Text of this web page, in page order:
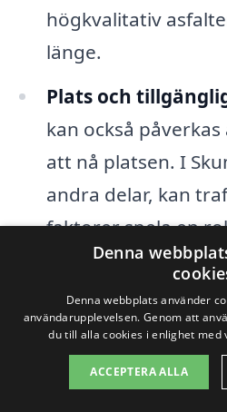
högkvalitativ
länge.
Plats och
kan också
att nå platsen. I
andra delar, kan
faktorer spela en
prisberäkningen.
För att få en rättvis
för asfaltering i
idé att ta in flera
Denna
Denna webbplats använder
användarupplevelsen. Genom att
du till alla cookies i enlighet med
ACCEPTERA ALLA